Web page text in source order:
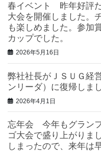
春イベント 昨年好評
大会を開催しました。
も楽しめました。参加
カップでした。
2026年5月16日
弊社社長がＪＳＵＧ経
ンリーダ）に復帰しまし
2026年4月1日
忘年会 今年もグラン
ゴ大会で盛り上がりま
しまったので、来年は